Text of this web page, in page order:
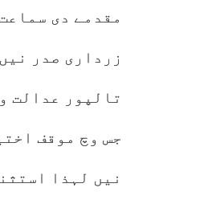
مقدمے دی
زرداری صدر
تالپور عدالت
جس وچ موقف
نیں لہذا